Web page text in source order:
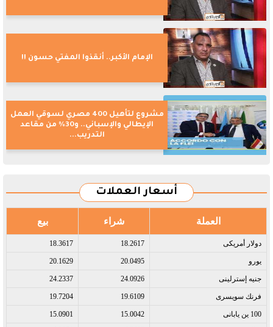
الإمام الأكبر.. أنقذوا المفتي حسون !!
مشروع لتأهيل 400 مصري لسوقي العمل
الإيطالي والإسباني.. و30% من مقاعد
التدريب...
أسعار العملات
العملة شراء بيع
دولار أمريكى​ 18.2617
18.3617
يورو​ 20.0495
20.1629
جنيه إسترلينى​ 24.0926
24.2337
فرنك سويسرى​ 19.6109
19.7204
100 ين يابانى​ 15.0042
15.0901